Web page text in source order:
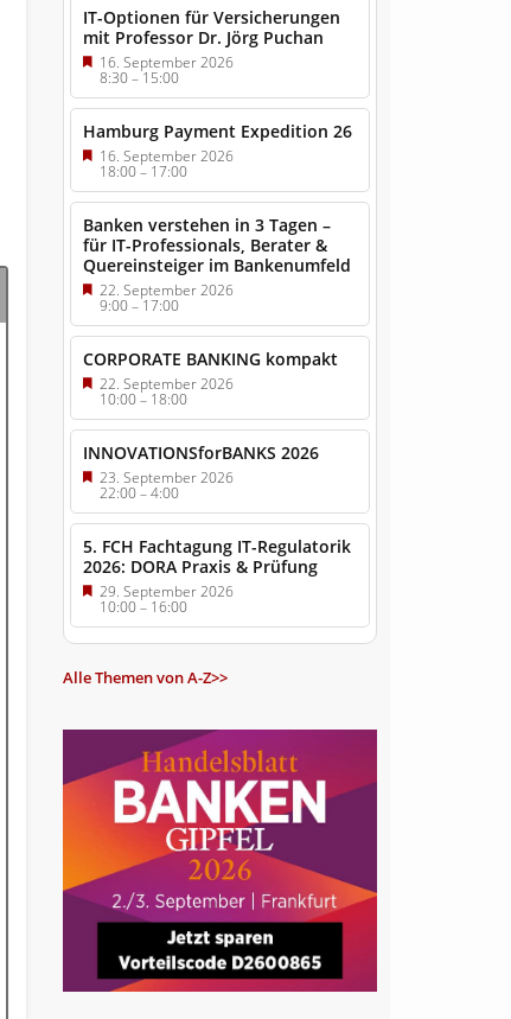
IT-Optionen für Versicherungen
mit Professor Dr. Jörg Puchan
16. September 2026
8:30–15:00
Hamburg Payment Expedition 26
16. September 2026
18:00– 17:00
Banken verstehen in 3 Tagen –
für IT-Professionals, Berater &
Quereinsteiger im Bankenumfeld
22. September 2026
9:00–17:00
CORPORATE BANKING kompakt
22. September 2026
10:00– 18:00
INNOVATIONSforBANKS 2026
23. September 2026
22:00–4:00
5. FCH Fachtagung IT-Regulatorik
2026: DORA Praxis & Prüfung
29. September 2026
10:00– 16:00
Alle Themen von A-Z>>